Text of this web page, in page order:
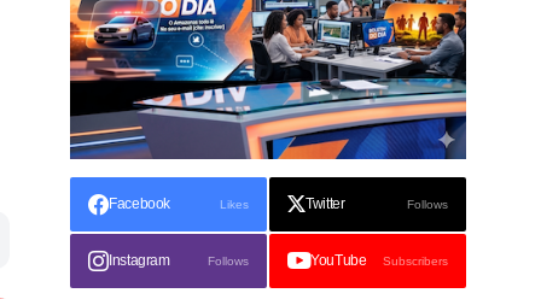
Facebook Likes Twitter Follows
Instagram Follows YouTube Subscribers